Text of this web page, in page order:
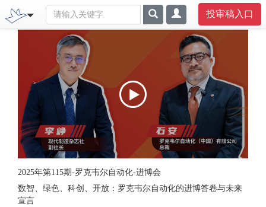
投审稿入口
2025年第115期-罗克韦尔自动化-进博会
数智、绿色、科创、开放：罗克韦尔自动化的进博答卷与未来
宣言